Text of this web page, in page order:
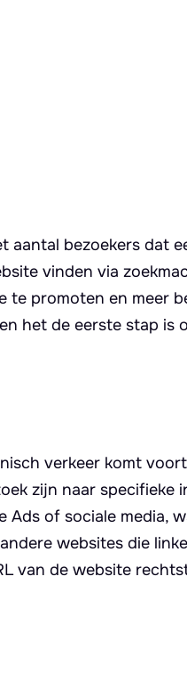
aantal bezoekers dat
vinden via
te promoten en meer
het de eerste stap is
verkeer komt
zijn naar specifieke
Ads of sociale media,
websites die
van de website